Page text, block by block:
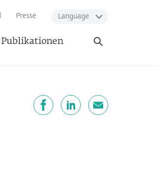
Presse Language
Publikationen
Suche
öffnen